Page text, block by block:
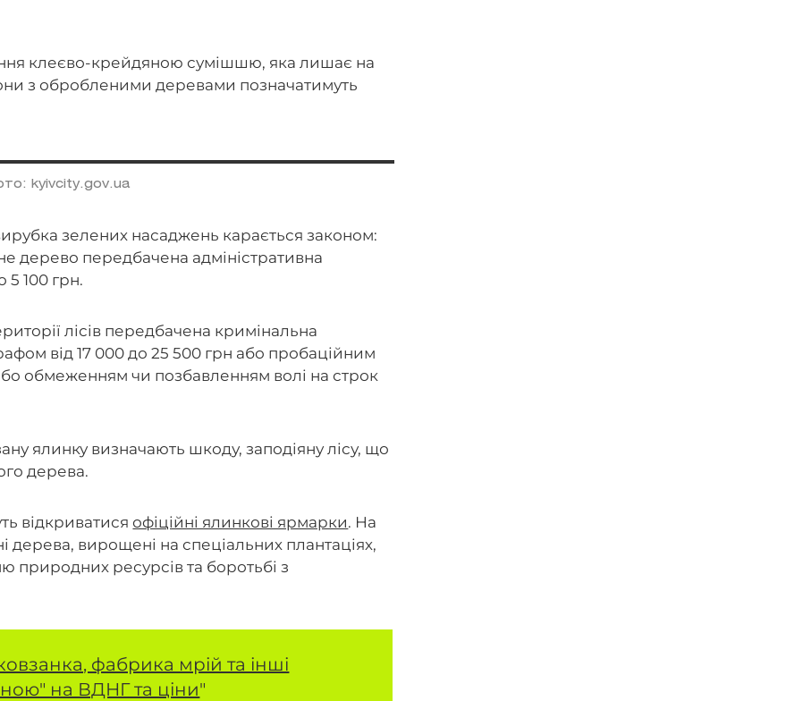
клеєво-крейдяною сумішшю, яка лишає на
з обробленими деревами позначатимуть
kyivcity.gov.ua
зелених насаджень карається законом:
дерево передбачена адміністративна
5 100 грн.
лісів передбачена кримінальна
від 17 000 до 25 500 грн або пробаційним
обмеженням чи позбавленням волі на строк
ялинку визначають шкоду, заподіяну лісу, що
дерева.
відкриватисяофіційні ялинкові ярмарки. На
дерева, вирощені на спеціальних плантаціях,
ресурсів та боротьбі з
фабрика мрій та інші
на ВДНГ та ціни"